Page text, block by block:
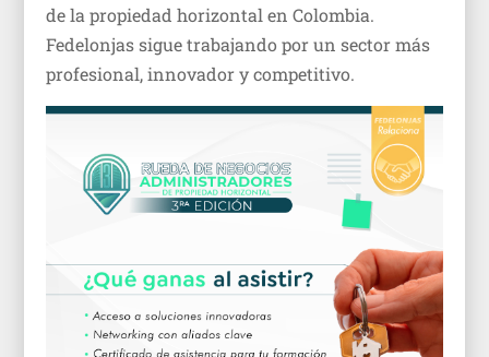
de la propiedad horizontal en Colombia.
Fedelonjas sigue trabajando por un sector más
profesional, innovador y competitivo.